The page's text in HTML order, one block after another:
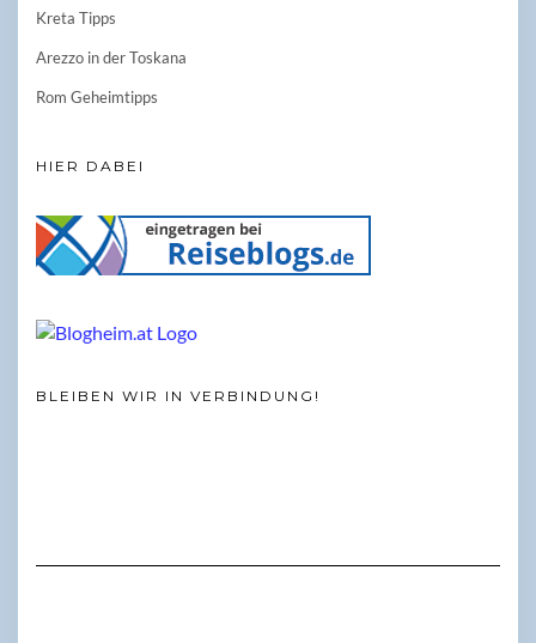
Kreta Tipps
Arezzo in der Toskana
Rom Geheimtipps
HIER DABEI
BLEIBEN WIR IN VERBINDUNG!